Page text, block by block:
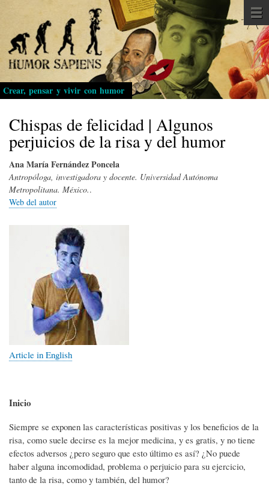
Pasar
al
contenido
principal
Crear, pensar y vivir con humor
Chispas de felicidad | Algunos
perjuicios de la risa y del humor
Ana María Fernández Poncela
Antropóloga, investigadora y docente. Universidad Autónoma
Metropolitana. México..
Web del autor
Article in English
Inicio
Siempre se exponen las características positivas y los beneficios de la
risa, como suele decirse es la mejor medicina, y es gratis, y no tiene
efectos adversos ¿pero seguro que esto último es así? ¿No puede
haber alguna incomodidad, problema o perjuicio para su ejercicio,
tanto de la risa, como y también, del humor?